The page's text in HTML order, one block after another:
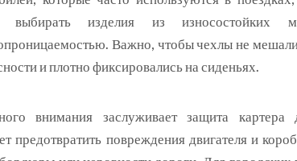
выбирать изделия из износостойких
Важно, чтобы чехлы не
и плотно фиксировались на сиденьях.
внимания заслуживает защита картера
предотвратить повреждения двигателя и